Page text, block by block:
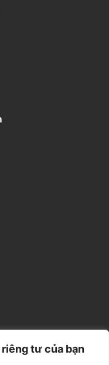
tư của bạn